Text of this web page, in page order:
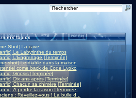
topics
Shot] La cave
Le Labyrinthe du temps
L'Engrenage [Terminée]
shot] Le diable dans la maison
come back de Code Lyoko
Gnosis [Terminée]
Dix ans après [Terminée]
Chacun sa chimère [Terminée]
À perdre la raison [Terminée]
: Réveillez-vous ! La bulle d...